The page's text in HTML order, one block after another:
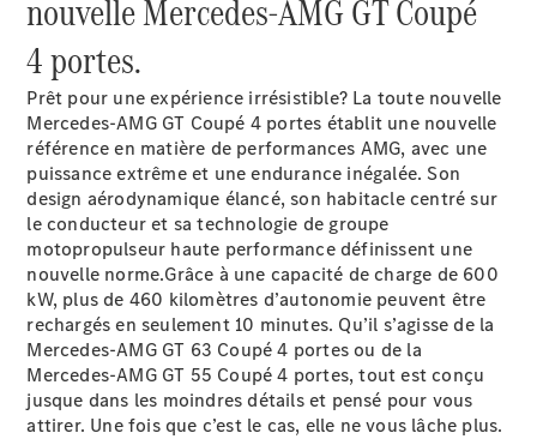
panne ou
pneus
Maintenance,
réparation et
garantie
nouvelle Mercedes-AMG GT Coupé
4 portes.
Prêt pour une expérience irrésistible? La toute nouvelle
Mercedes-AMG GT Coupé 4 portes établit une nouvelle
référence en matière de performances AMG, avec une
puissance extrême et une endurance inégalée. Son
design aérodynamique élancé, son habitacle centré sur
le conducteur et sa technologie de groupe
motopropulseur haute performance définissent une
nouvelle norme.Grâce à une capacité de charge de 600
kW, plus de 460 kilomètres d’autonomie peuvent être
rechargés en seulement 10 minutes. Qu’il s’agisse de la
Mercedes-AMG GT 63 Coupé 4 portes ou de la
Mercedes-AMG GT 55 Coupé 4 portes, tout est conçu
jusque dans les moindres détails et pensé pour vous
attirer. Une fois que c’est le cas, elle ne vous lâche plus.